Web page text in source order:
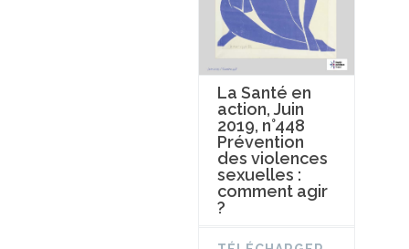
La Santé en
action, Juin
2019, n°448
Prévention
des violences
sexuelles :
comment agir
?